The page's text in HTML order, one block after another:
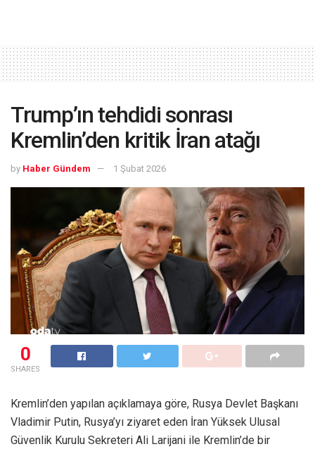
Trump’ın tehdidi sonrası
Kremlin’den kritik İran atağı
by Haber Gündem 1 Şubat 2026
0
SHARES
Kremlin’den yapılan açıklamaya göre, Rusya Devlet Başkanı
Vladimir Putin, Rusya’yı ziyaret eden İran Yüksek Ulusal
Güvenlik Kurulu Sekreteri Ali Larijani ile Kremlin’de bir